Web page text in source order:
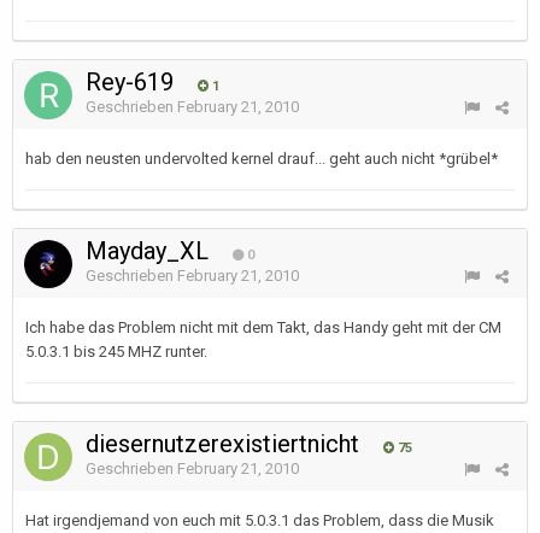
Rey-619 1
Geschrieben February 21, 2010
hab den neusten undervolted kernel drauf... geht auch nicht *grübel*
Mayday_XL 0
Geschrieben February 21, 2010
Ich habe das Problem nicht mit dem Takt, das Handy geht mit der CM
5.0.3.1 bis 245 MHZ runter.
diesernutzerexistiertnicht 75
Geschrieben February 21, 2010
Hat irgendjemand von euch mit 5.0.3.1 das Problem, dass die Musik